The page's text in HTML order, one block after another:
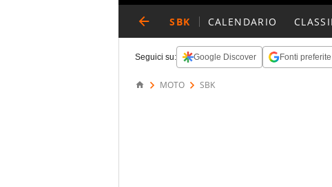
SBK CALENDARIO
Seguici su: Google Discover Fonti preferite
MOTO SBK